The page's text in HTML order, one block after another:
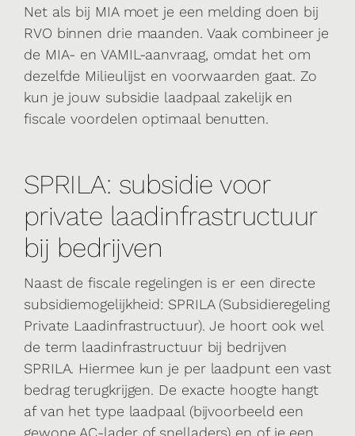
Net als bij MIA moet je een melding doen bij
RVO binnen drie maanden. Vaak combineer je
de MIA- en VAMIL-aanvraag, omdat het om
dezelfde Milieulijst en voorwaarden gaat. Zo
kun je jouw subsidie laadpaal zakelijk en
fiscale voordelen optimaal benutten.
SPRILA: subsidie voor
private laadinfrastructuur
bij bedrijven
Naast de fiscale regelingen is er een directe
subsidiemogelijkheid: SPRILA (Subsidieregeling
Private Laadinfrastructuur). Je hoort ook wel
de term laadinfrastructuur bij bedrijven
SPRILA. Hiermee kun je per laadpunt een vast
bedrag terugkrijgen. De exacte hoogte hangt
af van het type laadpaal (bijvoorbeeld een
gewone AC-lader of snelladers) en of je een